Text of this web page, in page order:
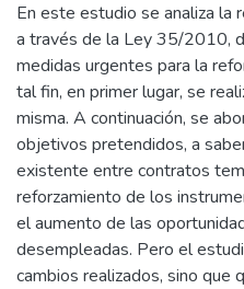
En este estudio se analiza la
a través de la Ley 35/2010,
medidas urgentes para la
tal fin, en primer lugar, se
misma. A continuación, se
objetivos pretendidos, a
existente entre contratos
reforzamiento de los
el aumento de las
desempleadas. Pero el
cambios realizados, sino que